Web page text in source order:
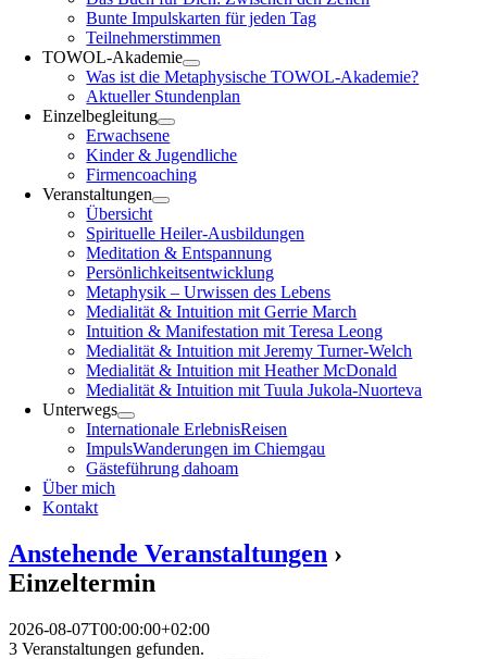
Bunte Impulskarten für jeden Tag
Teilnehmerstimmen
TOWOL-Akademie
Was ist die Metaphysische TOWOL-Akademie?
Aktueller Stundenplan
Einzelbegleitung
Erwachsene
Kinder & Jugendliche
Firmencoaching
Veranstaltungen
Übersicht
Spirituelle Heiler-Ausbildungen
Meditation & Entspannung
Persönlichkeitsentwicklung
Metaphysik – Urwissen des Lebens
Medialität & Intuition mit Gerrie March
Intuition & Manifestation mit Teresa Leong
Medialität & Intuition mit Jeremy Turner-Welch
Medialität & Intuition mit Heather McDonald
Medialität & Intuition mit Tuula Jukola-Nuorteva
Unterwegs
Internationale ErlebnisReisen
ImpulsWanderungen im Chiemgau
Gästeführung dahoam
Über mich
Kontakt
Anstehende Veranstaltungen ›
Einzeltermin
2026-08-07T00:00:00+02:00
3 Veranstaltungen gefunden.